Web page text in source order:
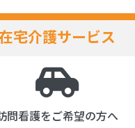
宅介護サービス
問看護をご希望の方へ